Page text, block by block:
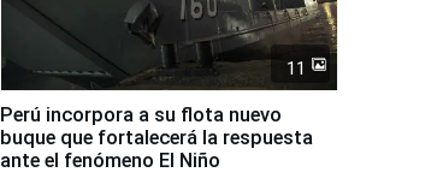
11
Perú incorpora a su flota nuevo
buque que fortalecerá la respuesta
ante el fenómeno El Niño